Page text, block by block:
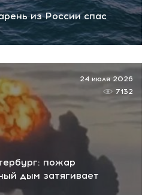
из России спас
пожар
дым затягивает
24 июля 2026
7132